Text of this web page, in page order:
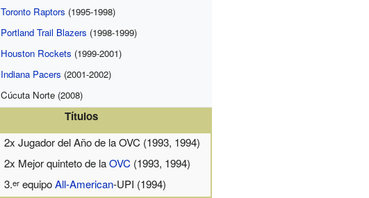
Toronto Raptors (1995-1998)
Portland Trail Blazers (1998-1999)
Houston Rockets (1999-2001)
Indiana Pacers (2001-2002)
Cúcuta Norte (2008)
Títulos
2x Jugador del Año de la OVC (1993, 1994)
2x Mejor quinteto de laOVC (1993, 1994)
3.er equipoAll-American-UPI (1994)